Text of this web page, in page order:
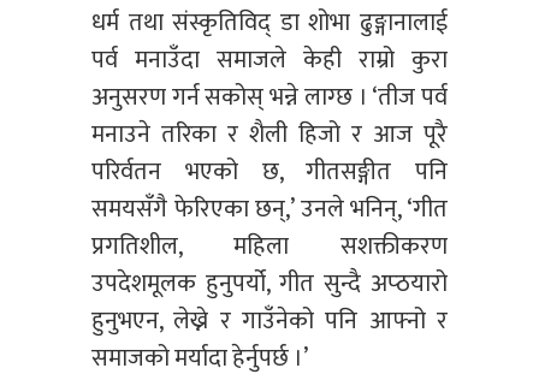
धर्म तथा संस्कृतिविद् डा शोभा ढुङ्गानालाई
पर्व मनाउँदा समाजले केही राम्रो कुरा
अनुसरण गर्न सकोस् भन्ने लाग्छ । ‘तीज पर्व
मनाउने तरिका र शैली हिजो र आज पूरै
परिर्वतन भएको छ, गीतसङ्गीत पनि
समयसँगै फेरिएका छन्,’ उनले भनिन्, ‘गीत
प्रगतिशील, महिला सशक्तीकरण
उपदेशमूलक हुनुपर्यो, गीत सुन्दै अप्ठयारो
हुनुभएन, लेख्ने र गाउँनेको पनि आफ्नो र
समाजको मर्यादा हेर्नुपर्छ ।’